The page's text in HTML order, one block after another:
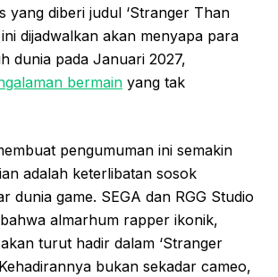
yang diberi judul ‘Stranger Than
ini dijadwalkan akan menyapa para
dunia pada Januari 2027,
bermain yang tak
pengumuman ini semakin
adalah keterlibatan sosok
dunia game. SEGA dan RGG Studio
almarhum rapper ikonik,
turut hadir dalam ‘Stranger
bukan sekadar cameo,